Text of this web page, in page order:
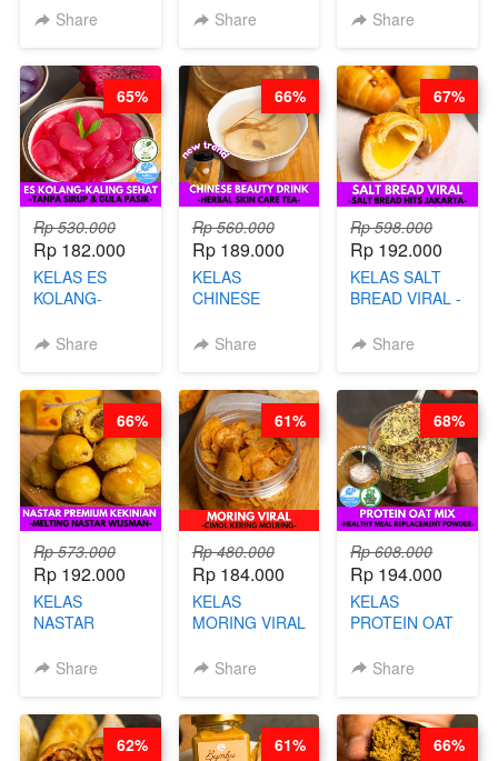
CHEF DITA
Share
KERIPIK
BY CHEF DITA
Share
KEMASAN - BY
Share
Rp 530.000
Rp 182.000
KELAS ES
KOLANG-
- TANPA SIRUP
Share
65%
Rp 560.000
Rp 189.000
KELAS
CHINESE
- HERBAL SKIN
ARISUDANA
Share
66%
Rp 598.000
Rp 192.000
KELAS SALT
BREAD VIRAL -
HITS JAKARTA
Share
67%
Rp 573.000
Rp 192.000
KELAS
NASTAR
KEKINIAN -
WIJSMAN- BY
CHEF DITA
Share
66%
Rp 480.000
Rp 184.000
KELAS
MORING VIRAL
KERING
Share
61%
Rp 608.000
Rp 194.000
KELAS
PROTEIN OAT
MEAL
BARISTA
ARISUDANA
Share
68%
62% 61% 66%